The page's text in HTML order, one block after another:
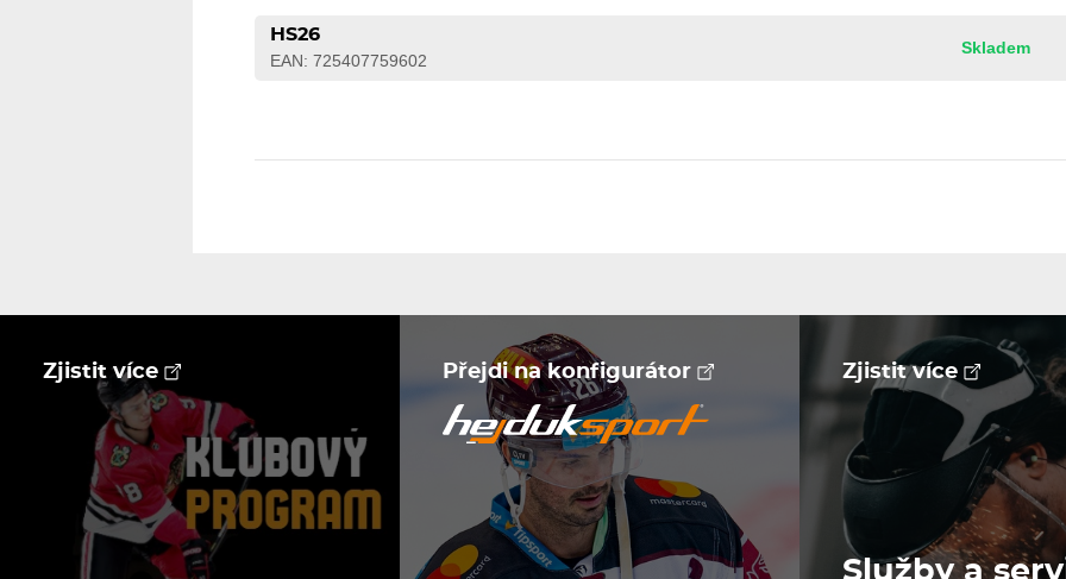
HS26
EAN: 725407759602
Skladem
Zjistit více Přejdi na konfigurátor Zjistit více
Služby a